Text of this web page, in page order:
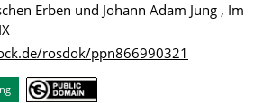
Erben und Johann Adam Jung , Im
rosdok/ppn866990321